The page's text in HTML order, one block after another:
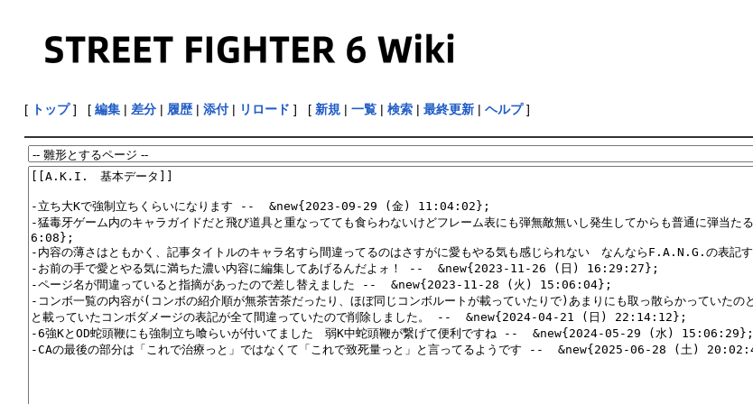
[ トップ] [ 編集| 差分| 履歴| 添付| リロード ] [ 新規| 一覧| 検索| 最終更新| ヘルプ]